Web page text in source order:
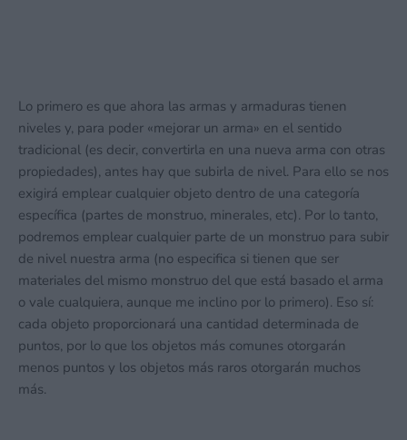
Lo primero es que ahora las armas y armaduras tienen
niveles y, para poder «mejorar un arma» en el sentido
tradicional (es decir, convertirla en una nueva arma con otras
propiedades), antes hay que subirla de nivel. Para ello se nos
exigirá emplear cualquier objeto dentro de una categoría
específica (partes de monstruo, minerales, etc). Por lo tanto,
podremos emplear cualquier parte de un monstruo para subir
de nivel nuestra arma (no especifica si tienen que ser
materiales del mismo monstruo del que está basado el arma
o vale cualquiera, aunque me inclino por lo primero). Eso sí:
cada objeto proporcionará una cantidad determinada de
puntos, por lo que los objetos más comunes otorgarán
menos puntos y los objetos más raros otorgarán muchos
más.